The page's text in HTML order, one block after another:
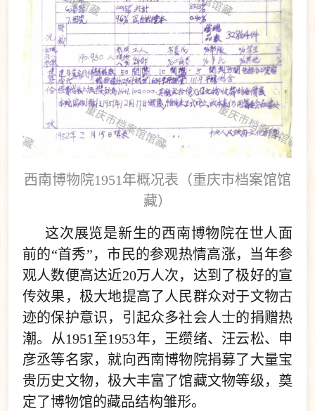
西南博物院1951年概况表（重庆市档案馆馆
藏）
这次展览是新生的西南博物院在世人面
前的“首秀”，市民的参观热情高涨，当年参
观人数便高达近20万人次，达到了极好的宣
传效果，极大地提高了人民群众对于文物古
迹的保护意识，引起众多社会人士的捐赠热
潮。从1951至1953年，王缵绪、汪云松、申
彦丞等名家，就向西南博物院捐募了大量宝
贵历史文物，极大丰富了馆藏文物等级，奠
定了博物馆的藏品结构雏形。